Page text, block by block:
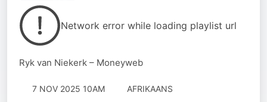
Network error while loading playlist url
Ryk van Niekerk – Moneyweb
7 NOV 2025 10AM
AFRIKAANS